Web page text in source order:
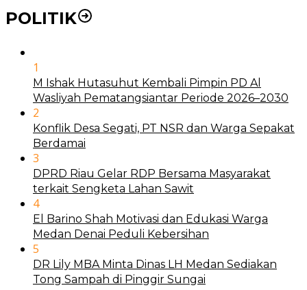
POLITIK
1
M Ishak Hutasuhut Kembali Pimpin PD Al
Wasliyah Pematangsiantar Periode 2026–2030
2
Konflik Desa Segati, PT NSR dan Warga Sepakat
Berdamai
3
DPRD Riau Gelar RDP Bersama Masyarakat
terkait Sengketa Lahan Sawit
4
El Barino Shah Motivasi dan Edukasi Warga
Medan Denai Peduli Kebersihan
5
DR Lily MBA Minta Dinas LH Medan Sediakan
Tong Sampah di Pinggir Sungai